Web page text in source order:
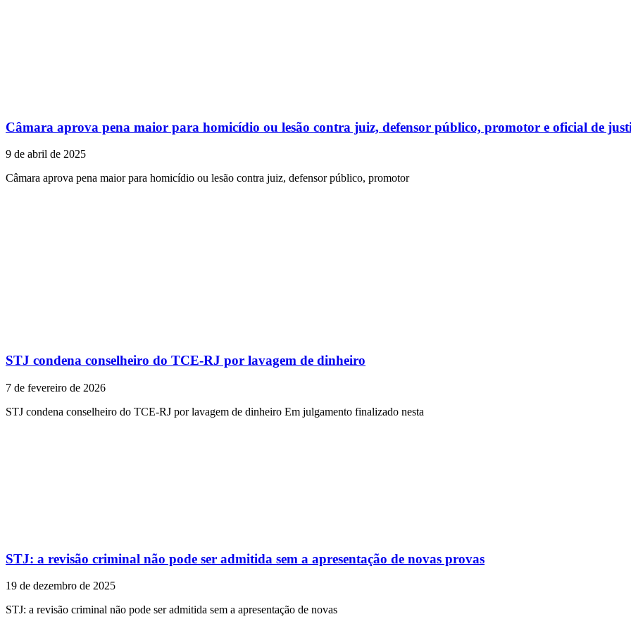
Câmara aprova pena maior para homicídio ou lesão contra juiz, defensor público, promotor e oficial de
9 de abril de 2025
Câmara aprova pena maior para homicídio ou lesão contra juiz, defensor público, promotor
STJ condena conselheiro do TCE-RJ por lavagem de dinheiro
7 de fevereiro de 2026
STJ condena conselheiro do TCE-RJ por lavagem de dinheiro ​Em julgamento finalizado nesta
STJ: a revisão criminal não pode ser admitida sem a apresentação de novas provas
19 de dezembro de 2025
STJ: a revisão criminal não pode ser admitida sem a apresentação de novas